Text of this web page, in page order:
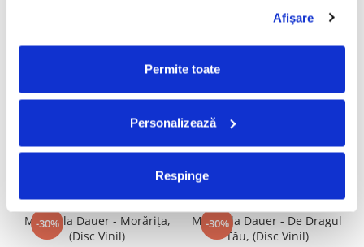
Afişare
Permite toate
Personalizează
Respinge
34,99 Lei
FRECVENT CUMPARATE
IMPREUNA
-30%
Mirabela Dauer - Morărița,
(Disc Vinil)
-30%
Mirabela Dauer - De Dragul
Tău, (Disc Vinil)